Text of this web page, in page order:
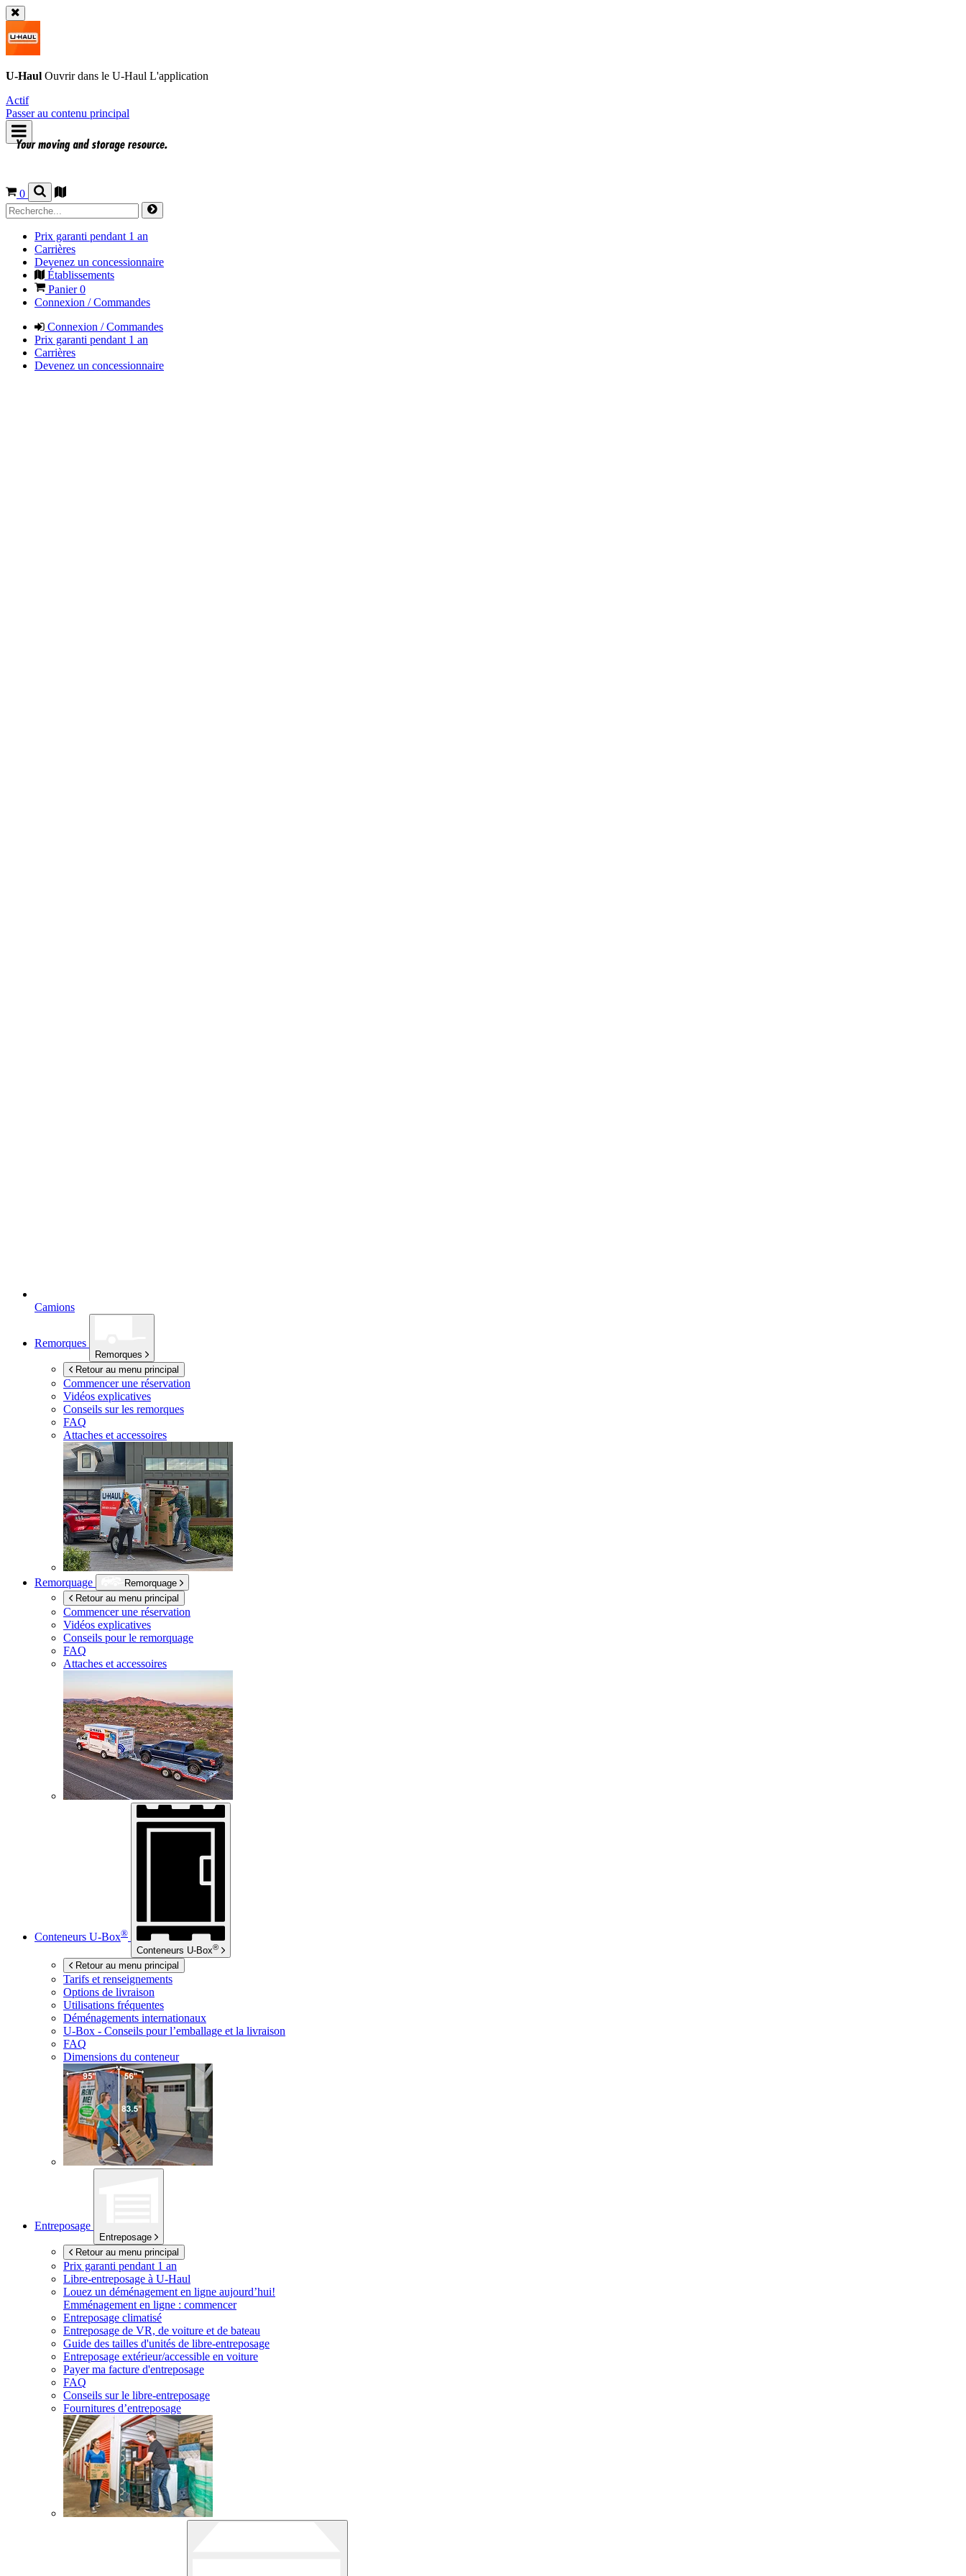
U-Haul Ouvrir dans le U-Haul L'application
Actif
Passer au contenu principal
0
Prix garanti pendant 1 an
Carrières
Devenez un concessionnaire
Établissements
Panier0
Connexion / Commandes
Connexion / Commandes
Prix garanti pendant 1 an
Carrières
Devenez un concessionnaire
Camions
Remorques
Remorques
Retour au menu principal
Commencer une réservation
Vidéos explicatives
Conseils sur les remorques
FAQ
Attaches et accessoires
Remorquage
Remorquage
Retour au menu principal
Commencer une réservation
Vidéos explicatives
Conseils pour le remorquage
FAQ
Attaches et accessoires
Conteneurs U-Box®
Conteneurs U-Box®
Retour au menu principal
Tarifs et renseignements
Options de livraison
Utilisations fréquentes
Déménagements internationaux
U-Box - Conseils pour l’emballage et la livraison
FAQ
Dimensions du conteneur
Entreposage
Entreposage
Retour au menu principal
Prix garanti pendant 1 an
Libre-entreposage à U-Haul
Louez un déménagement en ligne aujourd’hui!
Emménagement en ligne : commencer
Entreposage climatisé
Entreposage de VR, de voiture et de bateau
Guide des tailles d'unités de libre-entreposage
Entreposage extérieur/accessible en voiture
Payer ma facture d'entreposage
FAQ
Conseils sur le libre-entreposage
Fournitures d’entreposage